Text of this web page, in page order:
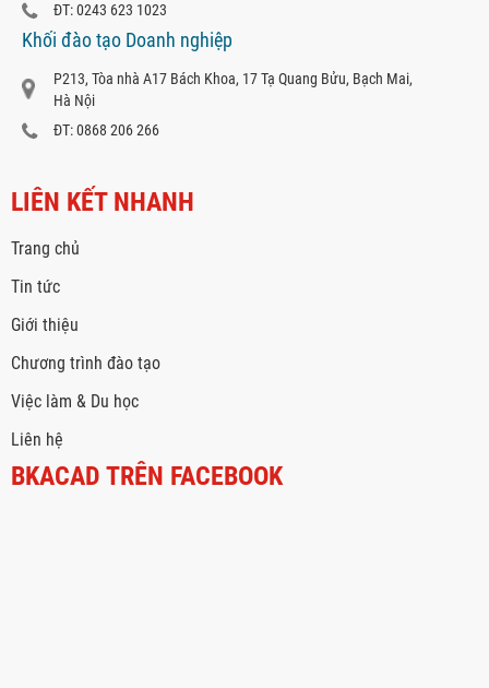
ĐT: 0243 623 1023
Khối đào tạo Doanh nghiệp
P213, Tòa nhà A17 Bách Khoa, 17 Tạ Quang Bửu, Bạch Mai,
Hà Nội
ĐT: 0868 206 266
LIÊN KẾT NHANH
Trang chủ
Tin tức
Giới thiệu
Chương trình đào tạo
Việc làm & Du học
Liên hệ
BKACAD TRÊN FACEBOOK